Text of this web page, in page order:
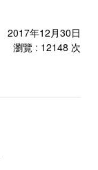
2017年12月30日
瀏覽 : 12148 次